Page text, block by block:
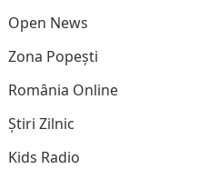
Open News
Zona Popești
România Online
Știri Zilnic
Kids Radio